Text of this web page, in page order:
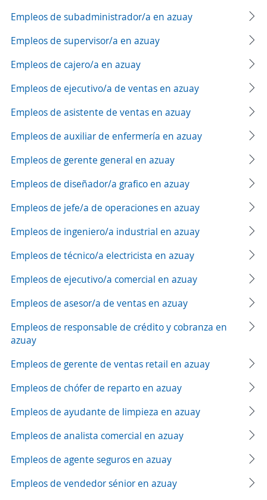
Empleos de subadministrador/a en azuay
Empleos de supervisor/a en azuay
Empleos de cajero/a en azuay
Empleos de ejecutivo/a de ventas en azuay
Empleos de asistente de ventas en azuay
Empleos de auxiliar de enfermería en azuay
Empleos de gerente general en azuay
Empleos de diseñador/a grafico en azuay
Empleos de jefe/a de operaciones en azuay
Empleos de ingeniero/a industrial en azuay
Empleos de técnico/a electricista en azuay
Empleos de ejecutivo/a comercial en azuay
Empleos de asesor/a de ventas en azuay
Empleos de responsable de crédito y cobranza en
azuay
Empleos de gerente de ventas retail en azuay
Empleos de chófer de reparto en azuay
Empleos de ayudante de limpieza en azuay
Empleos de analista comercial en azuay
Empleos de agente seguros en azuay
Empleos de vendedor sénior en azuay